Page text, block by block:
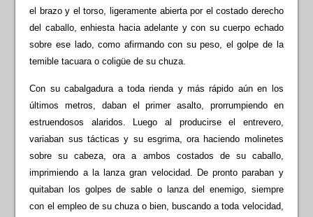
el brazo y el torso, ligeramente abierta por el costado derecho
del caballo, enhiesta hacia adelante y con su cuerpo echado
sobre ese lado, como afirmando con su peso, el golpe de la
temible tacuara o coligüe de su chuza.
Con su cabalgadura a toda rienda y más rápido aún en los
últimos metros, daban el primer asalto, prorrumpiendo en
estruendosos alaridos. Luego al producirse el entrevero,
variaban sus tácticas y su esgrima, ora haciendo molinetes
sobre su cabeza, ora a ambos costados de su caballo,
imprimiendo a la lanza gran velocidad. De pronto paraban y
quitaban los golpes de sable o lanza del enemigo, siempre
con el empleo de su chuza o bien, buscando a toda velocidad,